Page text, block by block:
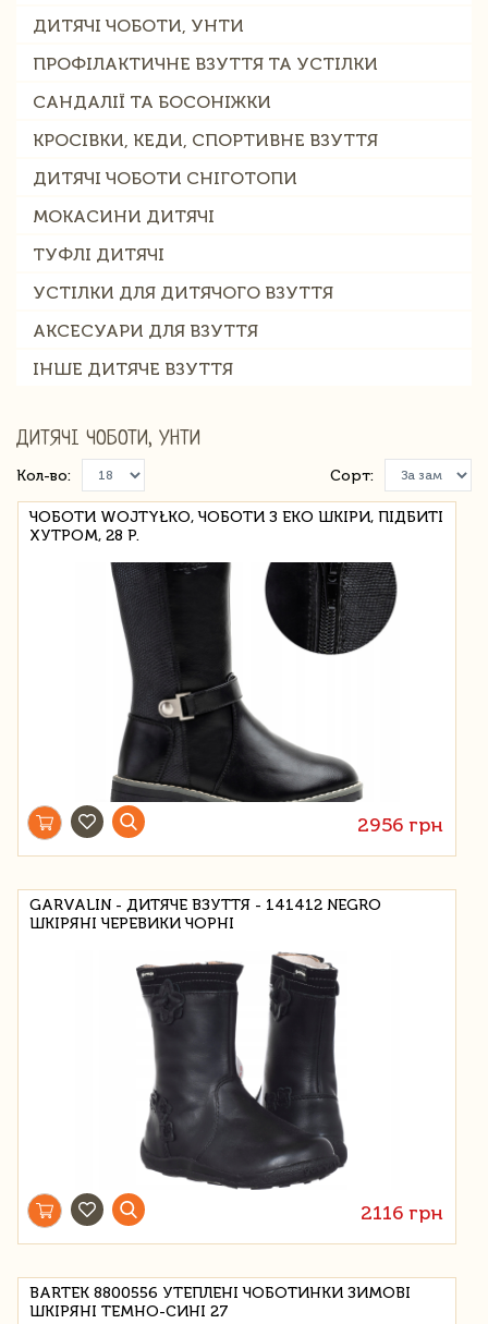
ДИТЯЧІ ЧОБОТИ, УНТИ
ПРОФІЛАКТИЧНЕ ВЗУТТЯ ТА УСТІЛКИ
САНДАЛІЇ ТА БОСОНІЖКИ
КРОСІВКИ, КЕДИ, СПОРТИВНЕ ВЗУТТЯ
ДИТЯЧІ ЧОБОТИ СНІГОТОПИ
МОКАСИНИ ДИТЯЧІ
ТУФЛІ ДИТЯЧІ
УСТІЛКИ ДЛЯ ДИТЯЧОГО ВЗУТТЯ
АКСЕСУАРИ ДЛЯ ВЗУТТЯ
ІНШЕ ДИТЯЧЕ ВЗУТТЯ
ДИТЯЧІ ЧОБОТИ, УНТИ
Кол-во: Сорт:
ЧОБОТИ WOJTYŁKO, ЧОБОТИ З ЕКО ШКІРИ, ПІДБИТІ
ХУТРОМ, 28 Р.
2956 грн
GARVALIN - ДИТЯЧЕ ВЗУТТЯ - 141412 NEGRO
ШКІРЯНІ ЧЕРЕВИКИ ЧОРНІ
2116 грн
BARTEK 8800556 УТЕПЛЕНІ ЧОБОТИНКИ ЗИМОВІ
ШКІРЯНІ ТЕМНО-СИНІ 27